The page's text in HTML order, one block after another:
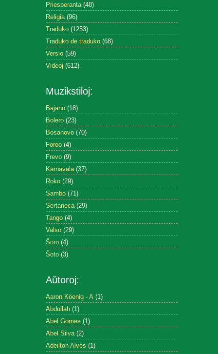
Priesperanta (48)
Religia (96)
Traduko (1253)
Traduko de traduko (68)
Versio (59)
Videoj (612)
Muzikstiloj:
Bajano (18)
Bolero (23)
Bosanovo (70)
Foroo (4)
Frevo (9)
Karnavala (37)
Roko (29)
Sambo (71)
Sertaneca (29)
Tango (4)
Valso (29)
Ŝoro (4)
Ŝoto (3)
Aŭtoroj:
Aaron Köenig - A (1)
Abdullah (1)
Abel Gomes (1)
Abel Silva (2)
Adeilton Alves (1)